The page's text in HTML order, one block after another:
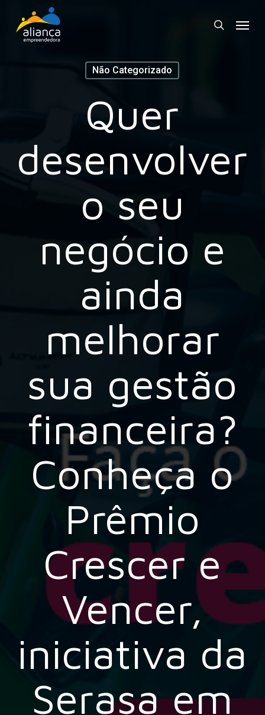
search
Não Categorizado
Quer
desenvolver
o seu
negócio e
ainda
melhorar
sua gestão
financeira?
Conheça o
Prêmio
Crescer e
Vencer,
iniciativa da
Serasa em